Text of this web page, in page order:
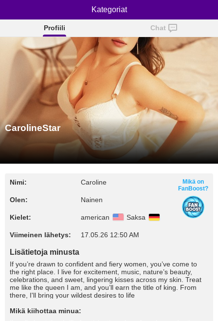
CarolineStar
Profiili Chat
CarolineStar
Nimi: Caroline
Olen: Nainen
Kielet: american Saksa
Viimeinen lähetys: 17.05.26 12:50 AM
Mikä on
FanBoost?
Lisätietoja minusta
If you’re drawn to confident and fiery women, you’ve come to
the right place. I live for excitement, music, nature’s beauty,
celebrations, and sweet, lingering kisses across my skin. Treat
me like the queen I am, and you’ll earn the title of king. From
there, I'll bring your wildest desires to life
Mikä kiihottaa minua:
Kategoriat